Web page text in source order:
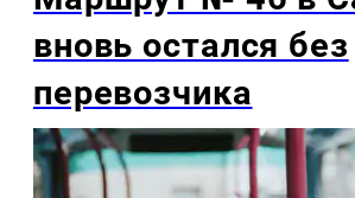
вновь остался без
перевозчика